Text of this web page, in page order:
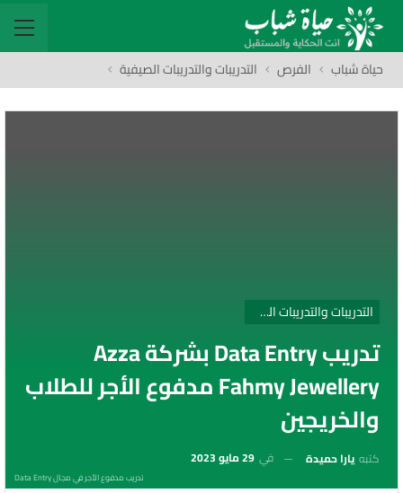
حياة شباب الفرص التدريبات والتدريبات الصيفية
التدريبات والتدريبات الصيفية
تدريب Data Entry بشركة Azza
Fahmy Jewellery مدفوع الأجر للطلاب
والخريجين
كتبه يارا حميدة في 29 مايو 2023
تدريب مدفوع الأجر في مجال Data Entry